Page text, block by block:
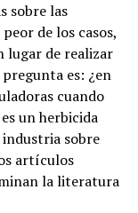
sobre las
de los casos,
lugar de realizar
es: ¿en
cuando
un herbicida
industria sobre
artículos
la literatura